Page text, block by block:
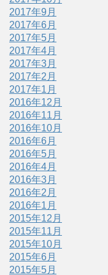
2017年9月
2017年6月
2017年5月
2017年4月
2017年3月
2017年2月
2017年1月
2016年12月
2016年11月
2016年10月
2016年6月
2016年5月
2016年4月
2016年3月
2016年2月
2016年1月
2015年12月
2015年11月
2015年10月
2015年6月
2015年5月